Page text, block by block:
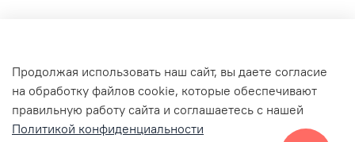
СВЯЗАТЬСЯ С НАМИ
Продолжая использовать наш сайт, вы даете согласие
на обработку файлов cookie, которые обеспечивают
правильную работу сайта и соглашаетесь с нашей
Политикой конфиденциальности